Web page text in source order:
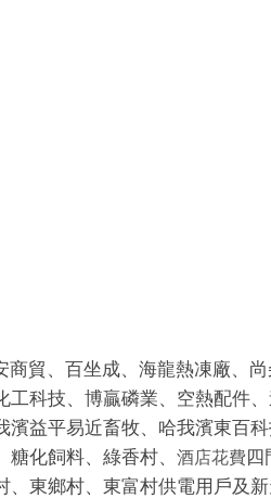
貿、百坐成、海龍熱凍廠、
科技、博贏磷業、空熱配件
益平易近畜牧、哈我濱東百
化飼料、綠香村、 酒店花費四
東鄉村、東富村供電用戶及